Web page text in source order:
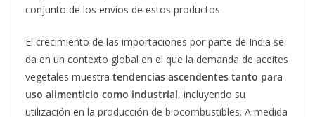
conjunto de los envíos de estos productos.
El crecimiento de las importaciones por parte de India se
da en un contexto global en el que la demanda de aceites
vegetales muestra tendencias ascendentes tanto para
uso alimenticio como industrial, incluyendo su
utilización en la producción de biocombustibles. A medida